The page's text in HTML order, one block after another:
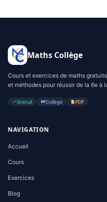
Maths Collège
Cours et exercices de maths
et méthodes pour réussir de la 6e à
Gratuit Collège PDF
NAVIGATION
Accueil
Cours
Exercices
Blog